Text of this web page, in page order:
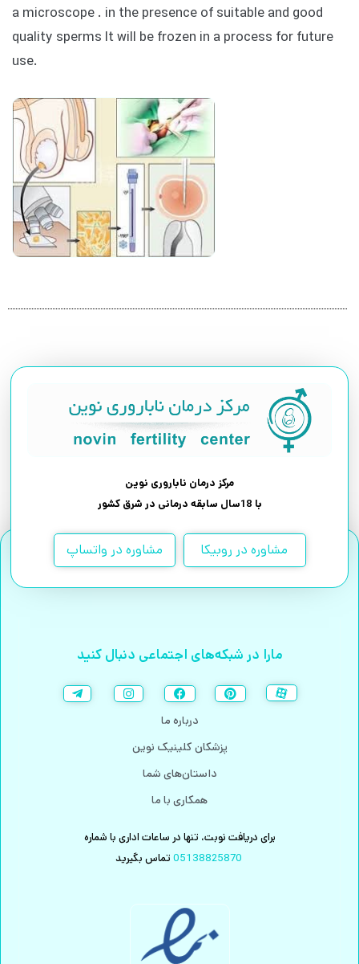
a microscope . in the presence of suitable and good
quality sperms It will be frozen in a process for future
use.
مرکز درمان ناباروری نوین
با 18سال سابقه درمانی در شرق کشور
مشاوره در واتساپ مشاوره در روبیکا
مارا در شبکه‌های اجتماعی دنبال کنید
درباره ما
پزشکان کلینیک نوین
داستان‌های شما
همکاری با ما
برای دریافت نوبت، تنها در ساعات اداری با شماره
05138825870 تماس بگیرید